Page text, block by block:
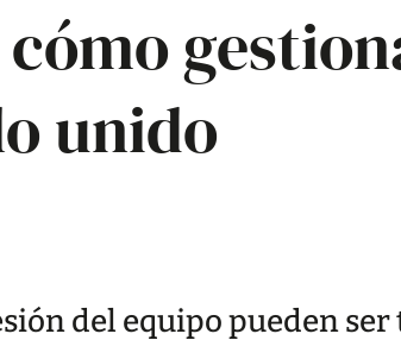
unido
del equipo pueden